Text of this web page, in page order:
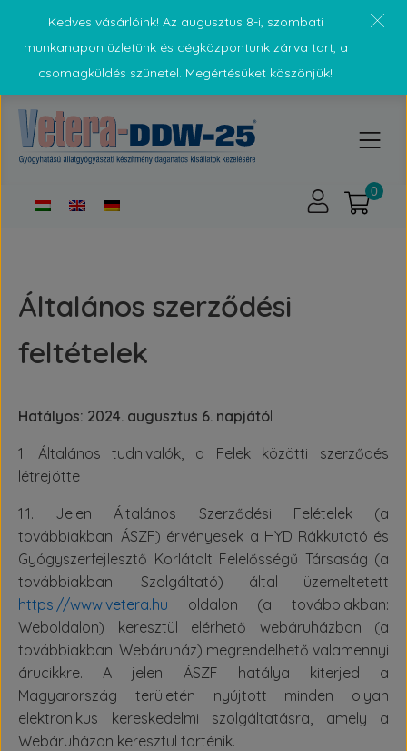
Általános szerződési
feltételek
Hatályos: 2024. augusztus 6. napjátó
1. Általános tudnivalók, a Felek közötti szerződés
létrejötte
1.1. Jelen Általános Szerződési Felételek (a
továbbiakban: ÁSZF) érvényesek a HYD Rákkutató és
Gyógyszerfejlesztő Korlátolt Felelősségű Társaság (a
továbbiakban: Szolgáltató) által üzemeltetett
https://www.vetera.hu oldalon (a továbbiakban:
Weboldalon) keresztül elérhető webáruházban (a
továbbiakban: Webáruház) megrendelhető valamennyi
árucikkre. A jelen ÁSZF hatálya kiterjed a
Magyarország területén nyújtott minden olyan
elektronikus kereskedelmi szolgáltatásra, amely a
Webáruházon keresztül történik.
Kedves vásárlóink! Az augusztus 8-i, szombati
munkanapon üzletünk és cégközpontunk zárva tart, a
csomagküldés szünetel. Megértésüket köszönjük!